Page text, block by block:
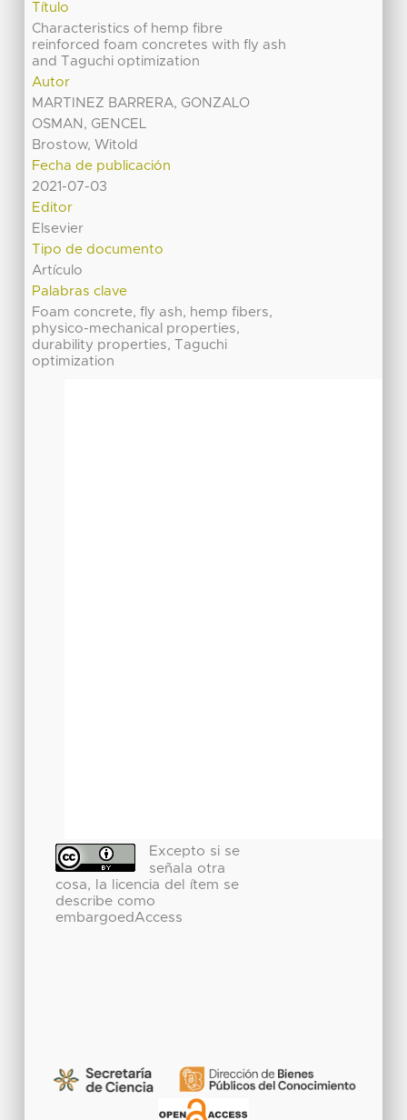
Título
Characteristics of hemp fibre
reinforced foam concretes with fly ash
and Taguchi optimization
Autor
MARTINEZ BARRERA, GONZALO
OSMAN, GENCEL
Brostow, Witold
Fecha de publicación
2021-07-03
Editor
Elsevier
Tipo de documento
Artículo
Palabras clave
Foam concrete, fly ash, hemp fibers,
physico-mechanical properties,
durability properties, Taguchi
optimization
Excepto si se
señala otra
cosa, la licencia del ítem se
describe como
embargoedAccess